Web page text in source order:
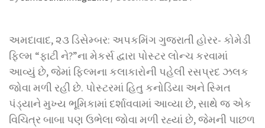
અમદાવાદ, ૨૩ ડિસેમ્બર: અપકમિંગ ગુજરાતી હોરર- કોમેડી
ફિલ્મ “ફાટી ને?”ના મેકર્સ દ્વારા પોસ્ટર લોન્ચ કરવામાં
આવ્યું છે, જેમાં ફિલ્મના કલાકારોની પહેલી રસપ્રદ ઝલક
જોવા મળી રહી છે. પોસ્ટરમાં હિતુ કનોડિયા અને સ્મિત
પંડ્યાને મુખ્ય ભૂમિકામાં દર્શાવવામાં આવ્યા છે, સાથે જ એક
વિચિત્ર બાબા પણ ઉભેલા જોવા મળી રહ્યાં છે, જેમની પાછળ